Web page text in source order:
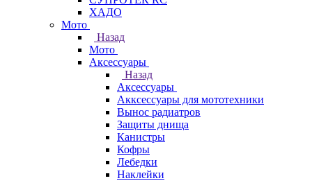
ХАДО
Мото
Назад
Мото
Аксессуары
Назад
Аксессуары
Акксессуары для мототехники
Вынос радиатров
Защиты днища
Канистры
Кофры
Лебедки
Наклейки